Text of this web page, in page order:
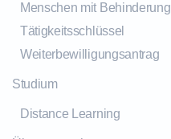
Menschen mit Behinderung
Tätigkeitsschlüssel
Weiterbewilligungsantrag
Studium
Distance Learning